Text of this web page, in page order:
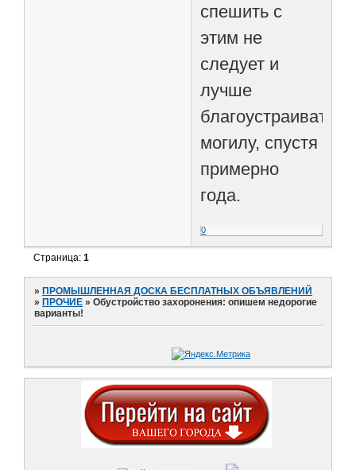
спешить с
этим не
следует и
лучше
благоустраивать
могилу, спустя
примерно
года.
0
Страница:1
» ПРОМЫШЛЕННАЯ ДОСКА БЕСПЛАТНЫХ ОБЪЯВЛЕНИЙ
» ПРОЧИЕ »Обустройство захоронения: опишем недорогие
варианты!